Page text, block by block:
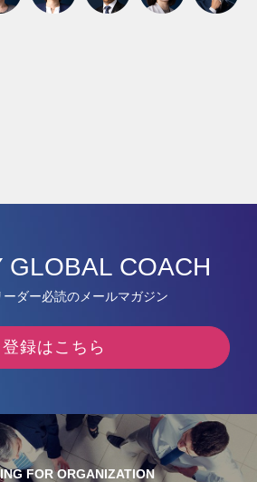
GLOBAL COACH
ーダー必読のメールマガジン
登録はこちら
FOR ORGANIZATION